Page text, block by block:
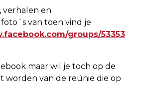
verhalen en
van toen vind je
groups/53353
maar wil je toch op de
worden van de reünie die op